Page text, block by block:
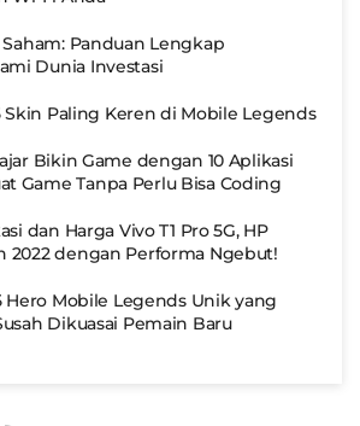
Saham: Panduan Lengkap
Dunia Investasi
Skin Paling Keren di Mobile Legends
Bikin Game dengan 10 Aplikasi
Game Tanpa Perlu Bisa Coding
dan Harga Vivo T1 Pro 5G, HP
2022 dengan Performa Ngebut!
Hero Mobile Legends Unik yang
Dikuasai Pemain Baru